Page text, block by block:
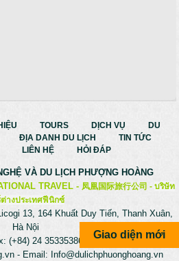
TOURS DỊCH VỤ
DU
ĐỊA DANH DU LỊCH
TIN TỨC
LIÊN HỆ HỎI ĐÁP
VÀ DU LỊCH PHƯỢNG HOÀNG
TRAVEL - 凤凰国际旅行公司 - บริษัท
างประเทศฟีนิกซ์
13, 164 Khuất Duy Tiến, Thanh Xuân,
Hà Nội
(+84) 24 35335386 - Hotline: 0975699988
- Email: Info@dulichphuonghoang.vn
Giao diện mới